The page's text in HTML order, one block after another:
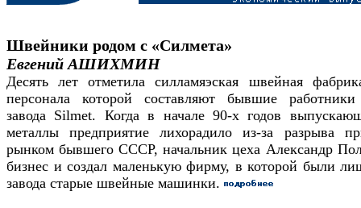
Швейники родом с «Силмета»
Евгений АШИХМИН
Десять лет отметила силламяэская швейная
персонала которой составляют бывшие работники
завода Silmet. Когда в начале 90-х годов
металлы предприятие лихорадило из-за разрыва
рынком бывшего СССР, начальник цеха Александр
бизнес и создал маленькую фирму, в которой были
завода старые швейные машинки.